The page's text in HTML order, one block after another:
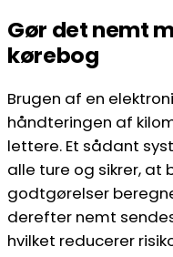
Gør det nemt
kørebog
Brugen af en
håndteringen af
lettere. Et sådant
alle ture og sikrer,
godtgørelser
derefter nemt
hvilket reducerer